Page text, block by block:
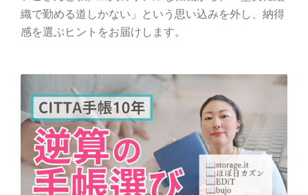
織で勤める道しかない」という思い込みを外し、納得
感を選ぶヒントをお届けします。